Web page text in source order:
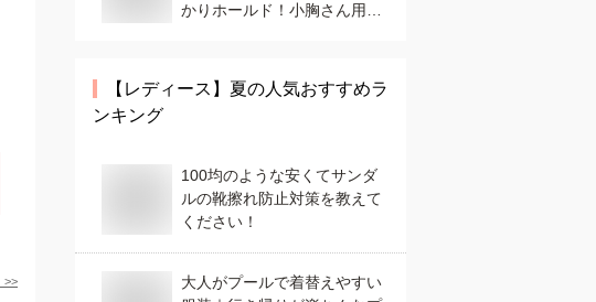
>>
かりホールド！小胸さん用イ
【レディース】 夏の人気おすすめラ
ンキング
100均のような安くてサンダ
ルの靴擦れ防止対策を教えて
ください！
大人がプールで着替えやすい